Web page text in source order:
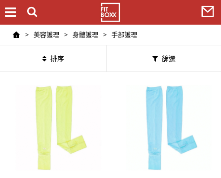
> 美容護理 > 身體護理 > 手部護理
排序 篩選